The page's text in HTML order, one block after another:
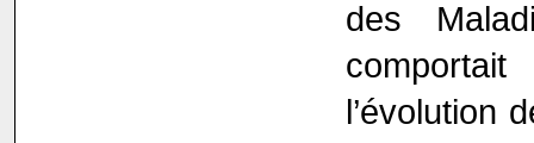
des
l’évolution